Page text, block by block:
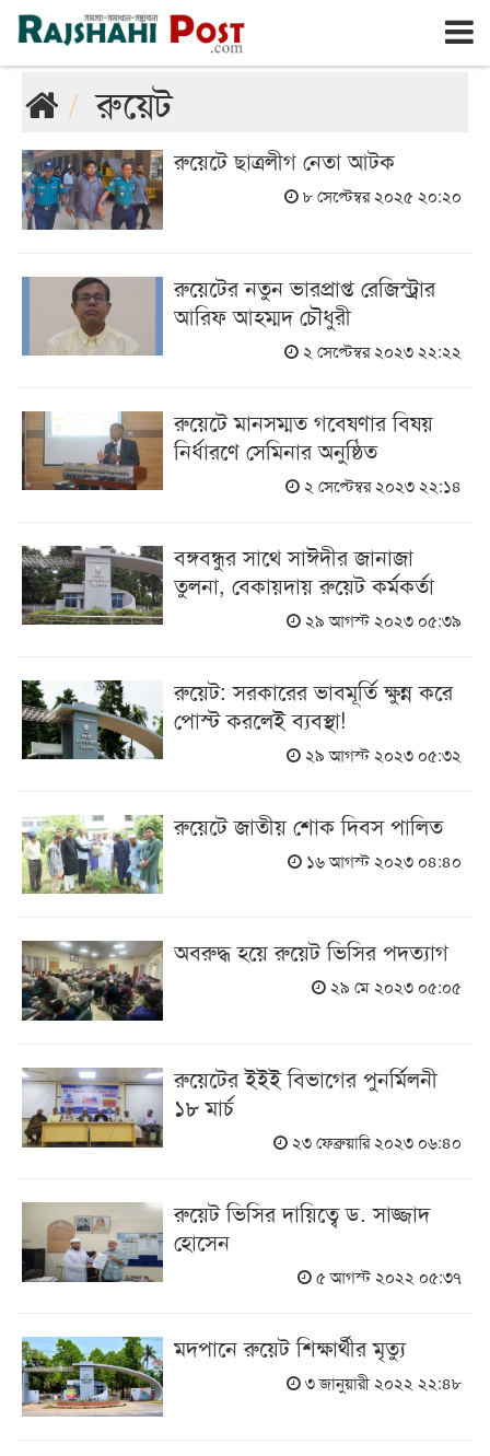
রাজশাহী রবিবার, ৯ই আগস্ট ২০২৬, ২৬শে শ্রাবণ ১৪৩৩
রুয়েট
রুয়েটে ছাত্রলীগ নেতা আটক
৮ সেপ্টেম্বর ২০২৫ ২০:২০
রুয়েটের নতুন ভারপ্রাপ্ত রেজিস্ট্রার
আরিফ আহম্মদ চৌধুরী
২ সেপ্টেম্বর ২০২৩ ২২:২২
রুয়েটে মানসম্মত গবেষণার বিষয়
নির্ধারণে সেমিনার অনুষ্ঠিত
২ সেপ্টেম্বর ২০২৩ ২২:১৪
বঙ্গবন্ধুর সাথে সাঈদীর জানাজা
তুলনা, বেকায়দায় রুয়েট কর্মকর্তা
২৯ আগস্ট ২০২৩ ০৫:৩৯
রুয়েট: সরকারের ভাবমূর্তি ক্ষুন্ন করে
পোস্ট করলেই ব্যবস্থা!
২৯ আগস্ট ২০২৩ ০৫:৩২
রুয়েটে জাতীয় শোক দিবস পালিত
১৬ আগস্ট ২০২৩ ০৪:৪০
অবরুদ্ধ হয়ে রুয়েট ভিসির পদত্যাগ
২৯ মে ২০২৩ ০৫:০৫
রুয়েটের ইইই বিভাগের পুনর্মিলনী
১৮ মার্চ
২৩ ফেব্রুয়ারি ২০২৩ ০৬:৪০
রুয়েট ভিসির দায়িত্বে ড. সাজ্জাদ
হোসেন
৫ আগস্ট ২০২২ ০৫:৩৭
মদপানে রুয়েট শিক্ষার্থীর মৃত্যু
৩ জানুয়ারী ২০২২ ২২:৪৮